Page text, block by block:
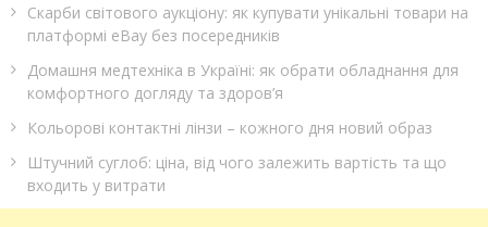
Скарби світового аукціону: як купувати унікальні товари на
платформі eBay без посередників
Домашня медтехніка в Україні: як обрати обладнання для
комфортного догляду та здоров’я
Кольорові контактні лінзи – кожного дня новий образ
Штучний суглоб: ціна, від чого залежить вартість та що
входить у витрати